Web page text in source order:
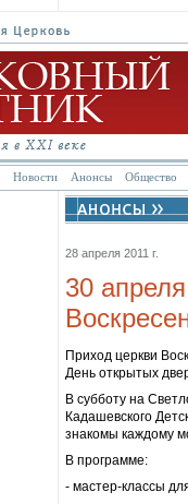
Новости Анонсы Общество
28 апреля 2011 г.
30
Приход церкви
День открытых
В субботу на
Кадашевского
знакомы каждому
В программе:
- мастер-классы